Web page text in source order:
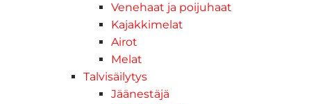
Venehaat ja poijuhaat
Kajakkimelat
Airot
Melat
Talvisäilytys
Jäänestäjä